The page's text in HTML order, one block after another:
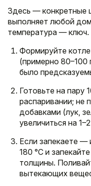
Здесь — конкретные
выполняет любой
температура — ключ.
Формируйте
(примерно 80–100
было
Готовьте на пару
распаривании; не
добавками (лук,
увеличиться на
Если запекаете —
180 °C и
толщины.
вытекающих